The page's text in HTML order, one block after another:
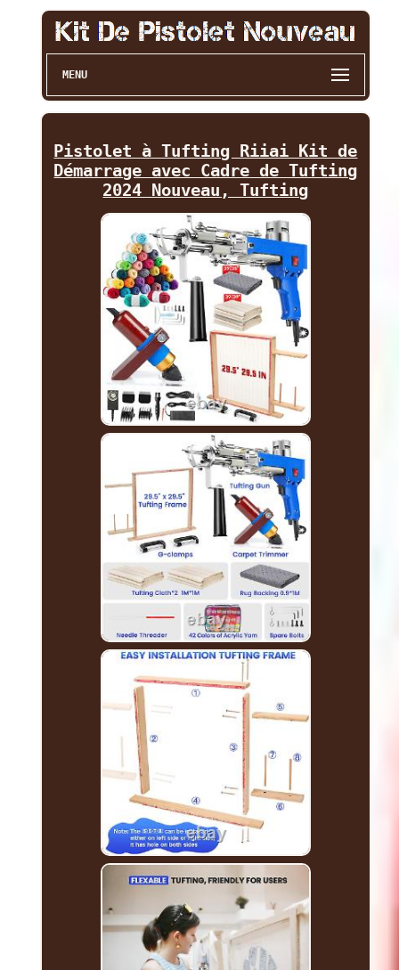
MENU
Pistolet à Tufting Riiai Kit de
Démarrage avec Cadre de Tufting
2024 Nouveau, Tufting